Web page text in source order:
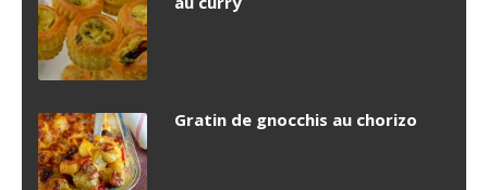
Gratin de gnocchis au chorizo